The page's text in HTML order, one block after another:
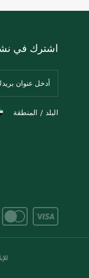
اشترك في
البلد / المنطقة